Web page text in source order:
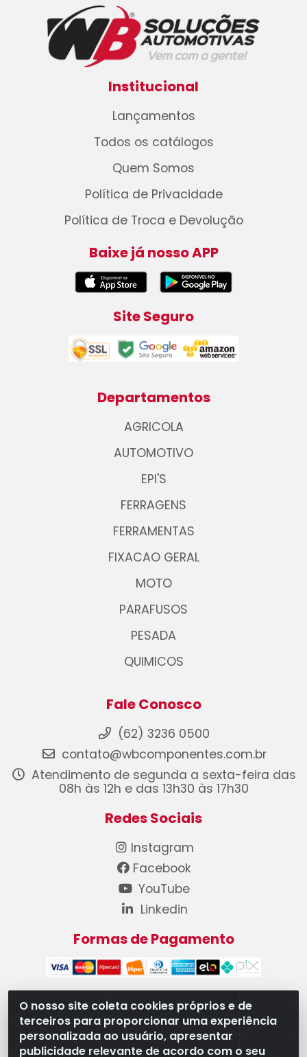
O nosso site coleta cookies próprios e de
terceiros para proporcionar uma experiência
personalizada ao usuário, apresentar
publicidade relevante de acordo com o seu
Institucional
Lançamentos
Todos os catálogos
Quem Somos
Política de Privacidade
Política de Troca e Devolução
Baixe já nosso APP
Site Seguro
Departamentos
AGRICOLA
AUTOMOTIVO
EPI'S
FERRAGENS
FERRAMENTAS
FIXACAO GERAL
MOTO
PARAFUSOS
PESADA
QUIMICOS
Fale Conosco
(62) 3236 0500
contato@wbcomponentes.com.br
Atendimento de segunda a sexta-feira das
08h às 12h e das 13h30 às 17h30
Redes Sociais
Instagram
Facebook
YouTube
Linkedin
Formas de Pagamento
WB Componentes Automotivos LTDA - CNPJ
08.528.393/0001-12 - Rua do Níquel, 667 - Parque
Oeste Industrial, Goiânia/GO - CEP 74375-660